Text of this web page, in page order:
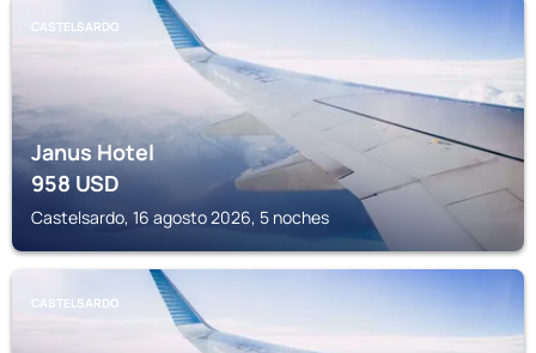
CASTELSARDO
Janus Hotel
958USD
Castelsardo, 16 agosto 2026, 5 noches
CASTELSARDO